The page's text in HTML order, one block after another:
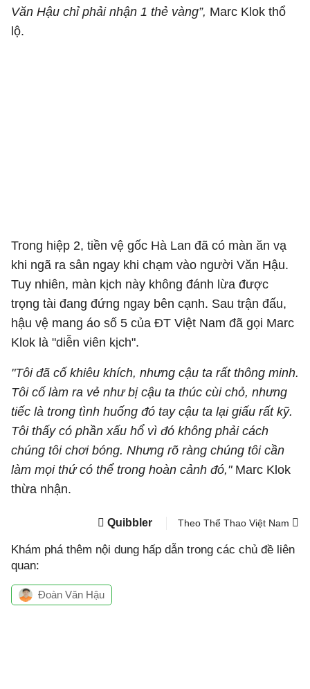
Văn Hậu chỉ phải nhận 1 thẻ vàng”, Marc Klok thổ
lộ.
Trong hiệp 2, tiền vệ gốc Hà Lan đã có màn ăn vạ
khi ngã ra sân ngay khi chạm vào người Văn Hậu.
Tuy nhiên, màn kịch này không đánh lừa được
trọng tài đang đứng ngay bên cạnh. Sau trận đấu,
hậu vệ mang áo số 5 của ĐT Việt Nam đã gọi Marc
Klok là "diễn viên kịch".
"Tôi đã cố khiêu khích, nhưng cậu ta rất thông minh.
Tôi cố làm ra vẻ như bị cậu ta thúc cùi chỏ, nhưng
tiếc là trong tình huống đó tay cậu ta lại giấu rất kỹ.
Tôi thấy có phần xấu hổ vì đó không phải cách
chúng tôi chơi bóng. Nhưng rõ ràng chúng tôi cần
làm mọi thứ có thể trong hoàn cảnh đó," Marc Klok
thừa nhận.
Quibbler Theo Thể Thao Việt Nam
Khám phá thêm nội dung hấp dẫn trong các chủ đề liên
quan:
Đoàn Văn Hậu